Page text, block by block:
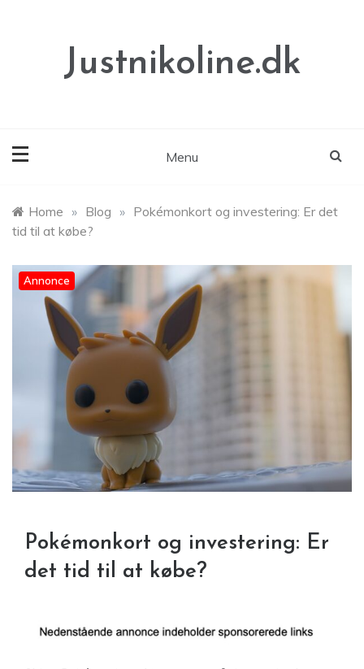
Justnikoline.dk
Menu
Home » Blog » Pokémonkort og investering: Er det
tid til at købe?
Annonce
Pokémonkort og investering: Er
det tid til at købe?